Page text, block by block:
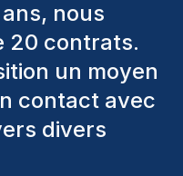
proposer
que
sont toujours
je
nouvelles